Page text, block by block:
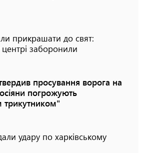
прикрашати до свят:
центрі заборонили
просування ворога на
погрожують
трикутником"
удару по харківському